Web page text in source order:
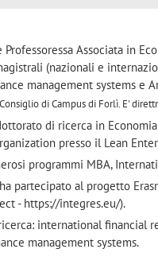
Professoressa Associata in
(nazionali e
management systems e
di Campus di Forlì. E'
di ricerca in
presso il Lean
programmi MBA,
partecipato al progetto
- https://integres.eu/).
international financial
management systems.